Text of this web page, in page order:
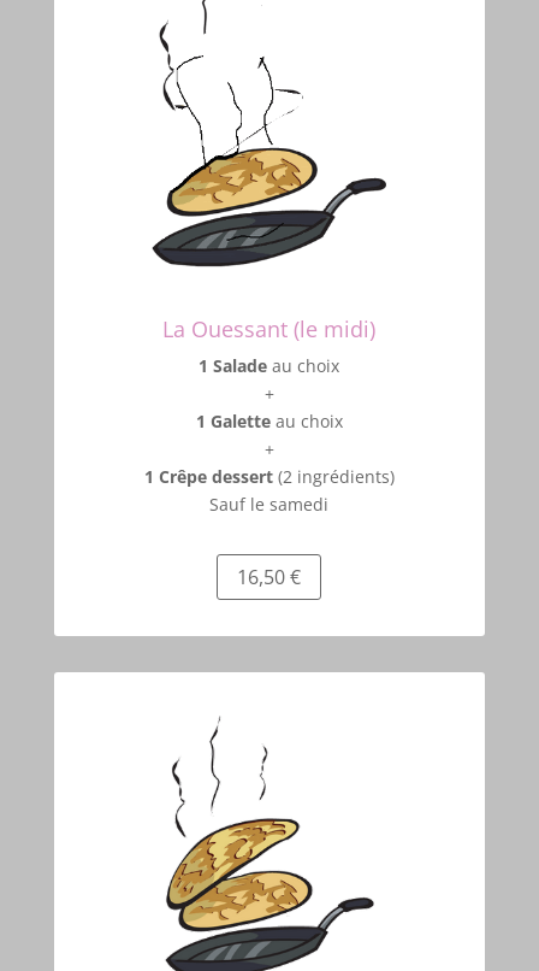
La Ouessant (le midi)
1 Salade au choix
+
1 Galetteau choix
+
1 Crêpe dessert(2 ingrédients)
Sauf le samedi
16,50 €